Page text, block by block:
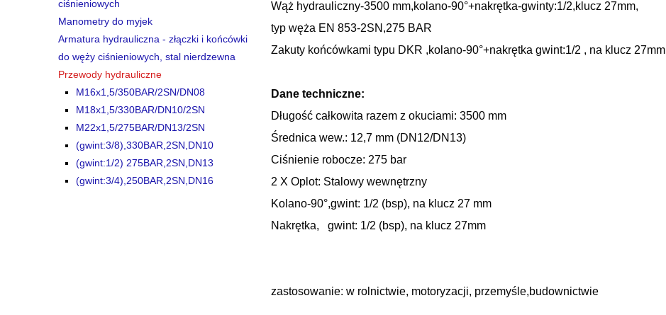
ciśnieniowych
Manometry do myjek
Armatura hydrauliczna - złączki i końcówki
do węży ciśnieniowych, stal nierdzewna
Przewody hydrauliczne
M16x1,5/350BAR/2SN/DN08
M18x1,5/330BAR/DN10/2SN
M22x1,5/275BAR/DN13/2SN
(gwint:3/8),330BAR,2SN,DN10
(gwint:1/2) 275BAR,2SN,DN13
(gwint:3/4),250BAR,2SN,DN16
Wąż hydrauliczny-3500 mm,kolano-90°+nakrętka-gwinty:1/2,klucz 27mm,
typ węża EN 853-2SN,275 BAR
Zakuty końcówkami typu DKR ,kolano-90°+nakrętka gwint:1/2 , na klucz 27mm
Dane techniczne:
Długość całkowita razem z okuciami: 3500 mm
Średnica wew.: 12,7 mm (DN12/DN13)
Ciśnienie robocze: 275 bar
2 X Oplot: Stalowy wewnętrzny
Kolano-90°,gwint: 1/2 (bsp), na klucz 27 mm
Nakrętka, gwint: 1/2 (bsp), na klucz 27mm
zastosowanie: w rolnictwie, motoryzacji, przemyśle,budownictwie